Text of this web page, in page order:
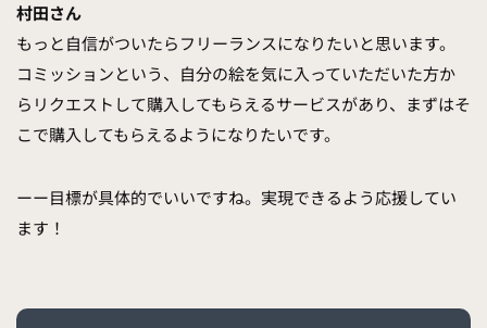
村田さん
もっと自信がついたらフリーランスになりたいと思います。
コミッションという、自分の絵を気に入っていただいた方か
らリクエストして購入してもらえるサービスがあり、まずはそ
こで購入してもらえるようになりたいです。
ーー目標が具体的でいいですね。実現できるよう応援してい
ます！